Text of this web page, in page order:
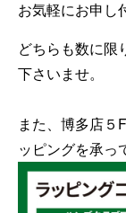
お気軽にお申し
どちらも数に限
下さいませ。
また、博多店５
ッピングを承っ